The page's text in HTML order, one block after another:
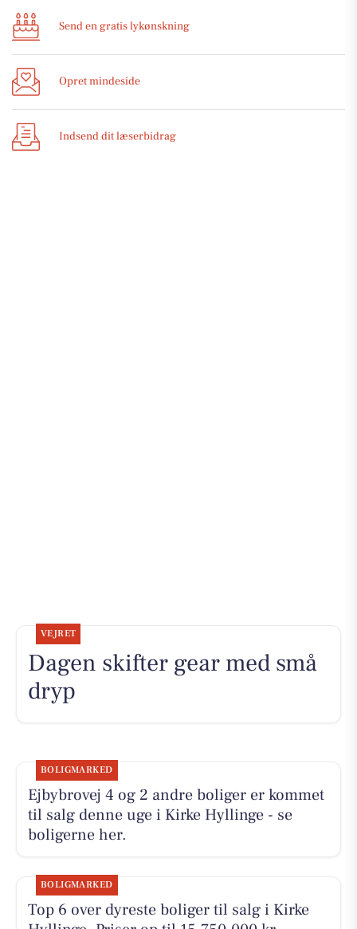
Send en gratis lykønskning
Opret mindeside
Indsend dit læserbidrag
VEJRET
Dagen skifter gear med små
dryp
BOLIGMARKED
Ejbybrovej 4 og 2 andre boliger er kommet
til salg denne uge i Kirke Hyllinge - se
boligerne her.
BOLIGMARKED
Top 6 over dyreste boliger til salg i Kirke